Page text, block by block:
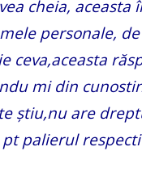
cheia, aceasta
personale,
ceva,aceasta
mi din
știu,nu are
palierul